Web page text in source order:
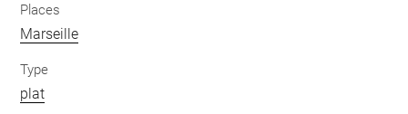
Places
Marseille
Type
plat